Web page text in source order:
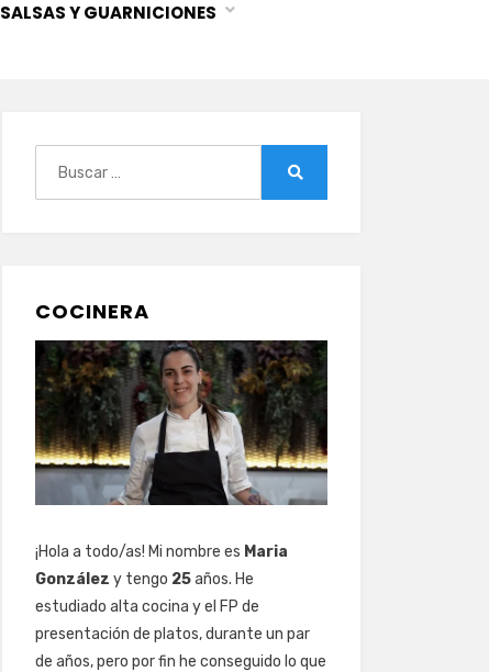
SALSAS Y GUARNICIONES
COCINERA
¡Hola a todo/as! Mi nombre es Maria
González y tengo 25años. He
estudiado alta cocina y el FP de
presentación de platos, durante un par
de años, pero por fin he conseguido lo que